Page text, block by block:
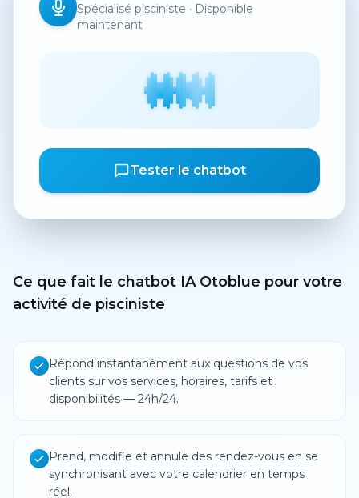
Spécialisé pisciniste · Disponible
maintenant
Tester le chatbot
Ce que fait le chatbot IA Otoblue pour votre
activité de pisciniste
Répond instantanément aux questions de vos
clients sur vos services, horaires, tarifs et
disponibilités — 24h/24.
Prend, modifie et annule des rendez-vous en se
synchronisant avec votre calendrier en temps
réel.